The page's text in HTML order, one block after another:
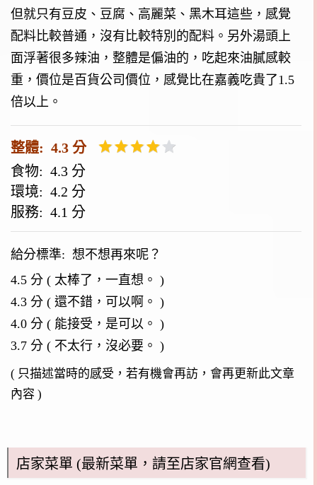
但就只有豆皮、豆腐、高麗菜、黑木耳這些，感覺
配料比較普通，沒有比較特別的配料。另外湯頭上
面浮著很多辣油，整體是偏油的，吃起來油膩感較
重，價位是百貨公司價位，感覺比在嘉義吃貴了1.5
倍以上。
整體: 4.3 分
食物: 4.3 分
環境: 4.2 分
服務: 4.1 分
給分標準: 想不想再來呢？
4.5 分 ( 太棒了，一直想。 )
4.3 分 ( 還不錯，可以啊。 )
4.0 分 ( 能接受，是可以。 )
3.7 分 ( 不太行，沒必要。 )
( 只描述當時的感受，若有機會再訪，會再更新此文章
內容 )
店家菜單 (最新菜單，請至店家官網查看)